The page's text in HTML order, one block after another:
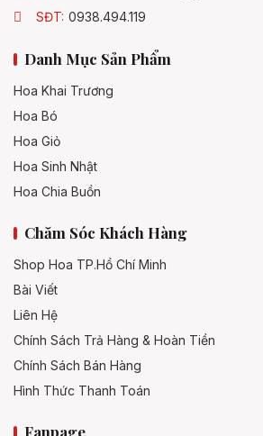
Các sản phẩm chế biến từ
5.3
Giá hoa hồng theo loại và
6.2 Giá hoa hồng theo hình
7. Mua hoa hồng Đà Lạt ở
SĐT: 0938.494.119
Danh Mục Sản Phẩm
Hoa Khai Trương
Hoa Bó
Hoa Giỏ
Hoa Sinh Nhật
Hoa Chia Buồn
Chăm Sóc Khách Hàng
Shop Hoa TP.Hồ Chí Minh
Bài Viết
Liên Hệ
Chính Sách Trả Hàng & Hoàn Tiền
Chính Sách Bán Hàng
Hình Thức Thanh Toán
Fanpage